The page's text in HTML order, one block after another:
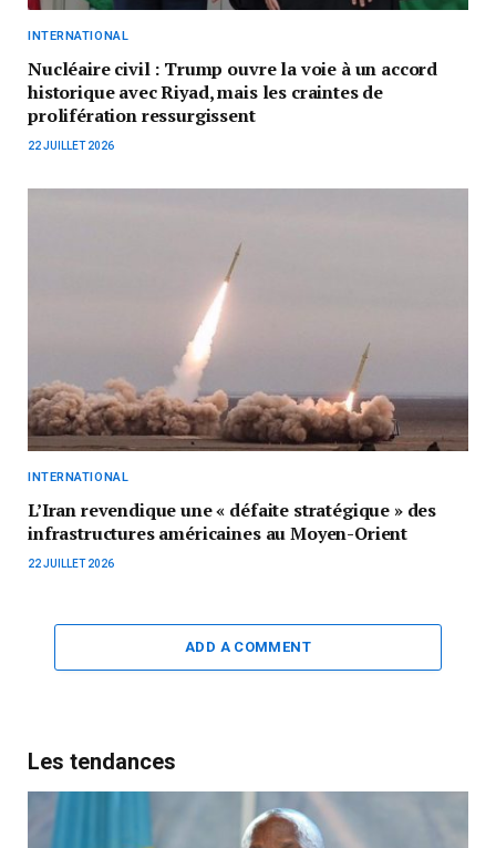
INTERNATIONAL
Nucléaire civil : Trump ouvre la voie à un accord
historique avec Riyad, mais les craintes de
prolifération ressurgissent
22 JUILLET 2026
INTERNATIONAL
L’Iran revendique une « défaite stratégique » des
infrastructures américaines au Moyen-Orient
22 JUILLET 2026
ADD A COMMENT
Les tendances